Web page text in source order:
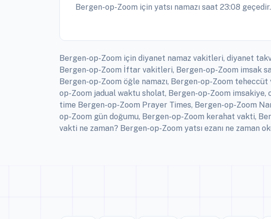
Bergen-op-Zoom için yatsı namazı saat 23:08 geçedir.
Bergen-op-Zoom için diyanet namaz vakitleri, diyanet
Bergen-op-Zoom İftar vakitleri, Bergen-op-Zoom imsak
Bergen-op-Zoom öğle namazı, Bergen-op-Zoom
op-Zoom jadual waktu sholat, Bergen-op-Zoom
time Bergen-op-Zoom Prayer Times, Bergen-op-Zoom
op-Zoom gün doğumu, Bergen-op-Zoom kerahat vakti,
vakti ne zaman? Bergen-op-Zoom yatsı ezanı ne zaman